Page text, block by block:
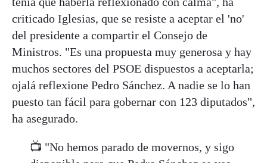
criticado Iglesias, que se resiste a aceptar el 'no'
del presidente a compartir el Consejo de
Ministros. "Es una propuesta muy generosa y hay
muchos sectores del PSOE dispuestos a aceptarla;
ojalá reflexione Pedro Sánchez. A nadie se lo han
puesto tan fácil para gobernar con 123 diputados",
ha asegurado.
📺 "No hemos parado de movernos, y sigo